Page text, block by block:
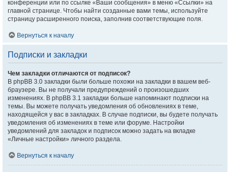
конференции или по ссылке «Ваши сообщения» в меню «Ссылки» на
главной странице. Чтобы найти созданные вами темы, используйте
страницу расширенного поиска, заполнив соответствующие поля.
Вернуться к началу
Подписки и закладки
Чем закладки отличаются от подписок?
В phpBB 3.0 закладки были больше похожи на закладки в вашем веб-
браузере. Вы не получали предупреждений о произошедших
изменениях. В phpBB 3.1 закладки больше напоминают подписки на
темы. Вы можете получать уведомления об обновлениях в теме,
находящейся у вас в закладках. В случае подписки, вы будете получать
уведомления об изменениях в теме или форуме. Настройки
уведомлений для закладок и подписок можно задать на вкладке
«Личные настройки» личного раздела.
Вернуться к началу